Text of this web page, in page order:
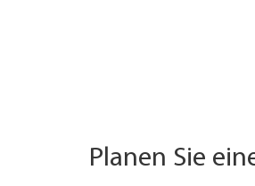
Planen Sie